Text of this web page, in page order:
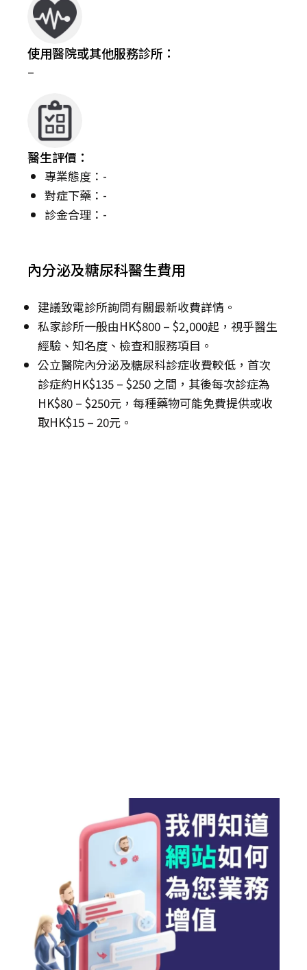
使用醫院或其他服務診所：
–
醫生評價：
專業態度：-
對症下藥：-
診金合理：-
內分泌及糖尿科醫生費用
建議致電診所詢問有關最新收費詳情。
私家診所一般由HK$800 – $2,000起，視乎醫生
經驗、知名度、檢查和服務項目。
公立醫院內分泌及糖尿科診症收費較低，首次
診症約HK$135 – $250 之間，其後每次診症為
HK$80 – $250元，每種藥物可能免費提供或收
取HK$15 – 20元。